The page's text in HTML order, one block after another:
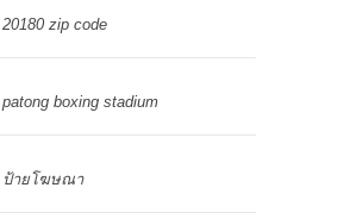
20180 zip code
patong boxing stadium
ป้ายโฆษณา